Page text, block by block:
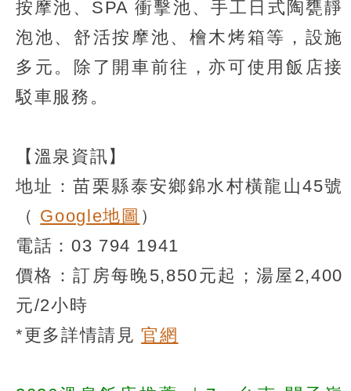
按摩池、SPA 衝擊池、手工日式陶甕靜
泡池、舒活按摩池、檜木烤箱等，設施
多元。除了開車前往，亦可使用飯店接
駁車服務。
【溫泉資訊】
地址：苗栗縣泰安鄉錦水村橫龍山45號
（ Google地圖 ）
電話：03 794 1941
價格：訂房每晚5,850元起；湯屋2,400
元/2小時
*更多詳情請見官網